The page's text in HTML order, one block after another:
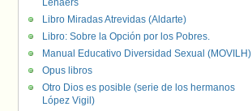
Lenaers
Libro Miradas Atrevidas (Aldarte)
Libro: Sobre la Opción por los Pobres.
Manual Educativo Diversidad Sexual (MOVILH)
Opus libros
Otro Dios es posible (serie de los hermanos
López Vigil)